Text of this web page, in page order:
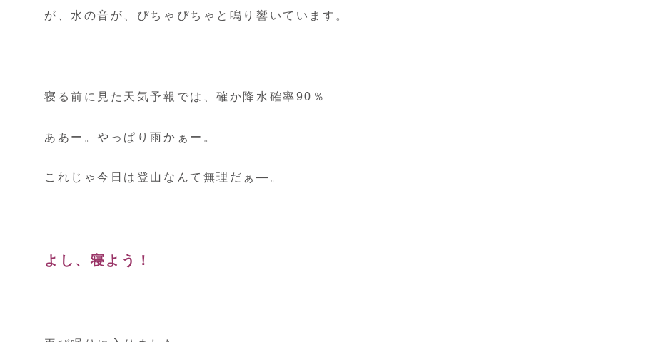
が、水の音が、ぴちゃぴちゃと鳴り響いています。
寝る前に見た天気予報では、確か降水確率90％
ああー。やっぱり雨かぁー。
これじゃ今日は登山なんて無理だぁ―。
よし、寝よう！